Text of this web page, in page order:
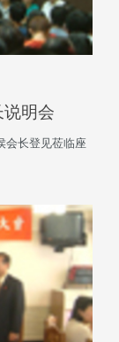
明会
长登见莅临座